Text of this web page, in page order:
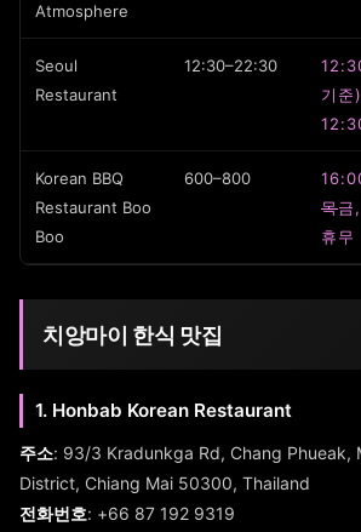
Atmosphere
Seoul
Restaurant
12:30–22:30
기준
Korean BBQ
Restaurant Boo
Boo
600–800
목금
휴무
치앙마이 한식 맛집
1. Honbab Korean Restaurant
주소: 93/3 Kradunkga Rd, Chang Phueak,
District, Chiang Mai 50300, Thailand
전화번호: +66 87 192 9319